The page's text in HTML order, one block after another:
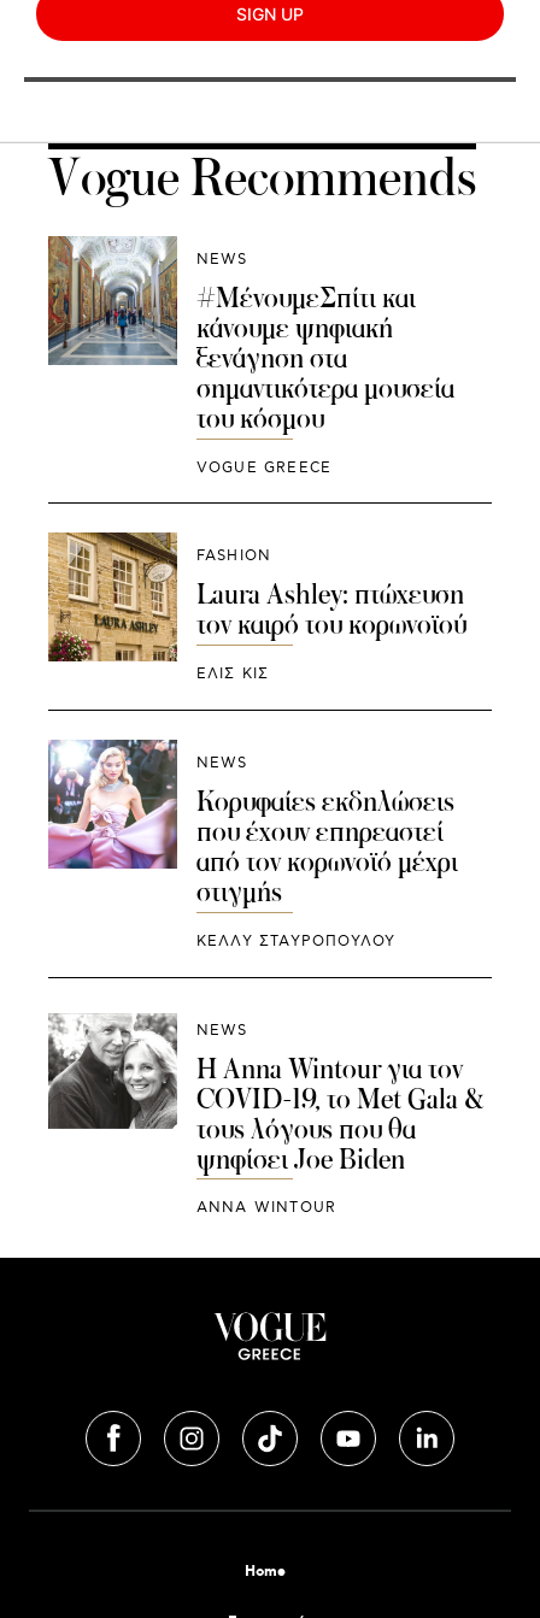
SIGN UP
Vogue Recommends
NEWS
#ΜένουμεΣπίτι και
κάνουμε ψηφιακή
ξενάγηση στα
σημαντικότερα μουσεία
του κόσμου
VOGUE GREECE
FASHION
Laura Ashley: πτώχευση
τον καιρό του κορωνοϊού
ΕΛΙΣ ΚΙΣ
NEWS
Κορυφαίες εκδηλώσεις
που έχουν επηρεαστεί
από τον κορωνοϊό μέχρι
στιγμής
ΚΕΛΛΥ ΣΤΑΥΡΟΠΟΥΛΟΥ
NEWS
Η Anna Wintour για τον
COVID-19, το Met Gala &
τους λόγους που θα
ψηφίσει Joe Biden
ANNA WINTOUR
Home